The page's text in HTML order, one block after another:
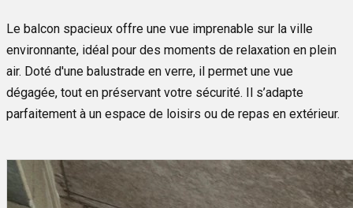
Le balcon spacieux offre une vue imprenable sur la ville
environnante, idéal pour des moments de relaxation en plein
air. Doté d'une balustrade en verre, il permet une vue
dégagée, tout en préservant votre sécurité. Il s’adapte
parfaitement à un espace de loisirs ou de repas en extérieur.